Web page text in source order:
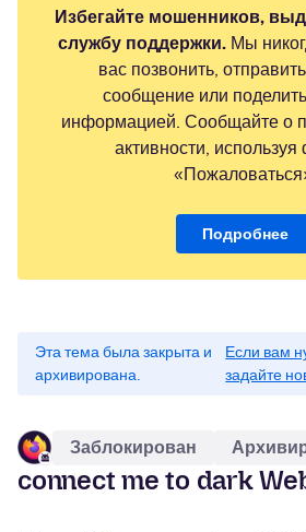
Избегайте мошенников,
службу поддержки.Мы
вас позвонить,
сообщение или
информацией. Сообщайте о
активности,
Подробнее
Эта тема была закрыта и
архивирована.
Если вам
задайте
Заблокирован
connect me to dark